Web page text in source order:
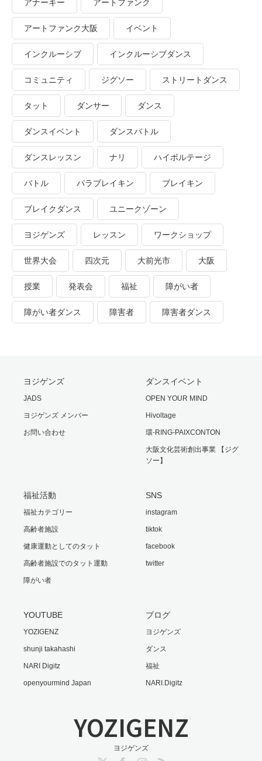
アナーキー アートファンク
アートファンク大阪 イベント
インクルーシブ インクルーシブダンス
コミュニティ ジグソー ストリートダンス
タット ダンサー ダンス
ダンスイベント ダンスバトル
ダンスレッスン ナリ ハイボルテージ
バトル パラブレイキン ブレイキン
ブレイクダンス ユニークゾーン
ヨジゲンズ レッスン ワークショップ
世界大会 四次元 大前光市 大阪
授業 発表会 福祉 障がい者
障がい者ダンス 障害者 障害者ダンス
ヨジゲンズ
JADS
ヨジゲンズ メンバー
お問い合わせ
ダンスイベント
OPEN YOUR MIND
Hivoltage
環-RING-PAIXCONTON
大阪文化芸術創出事業 【ジグ
ソー】
福祉活動
福祉カテゴリー
高齢者施設
健康運動としてのタット
高齢者施設でのタット運動
障がい者
SNS
instagram
tiktok
facebook
twitter
YOUTUBE
YOZIGENZ
shunji takahashi
NARI Digitz
openyourmind Japan
ブログ
ヨジゲンズ
ダンス
福祉
NARI.Digitz
YOZIGENZ
ヨジゲンズ
InstagramRSS